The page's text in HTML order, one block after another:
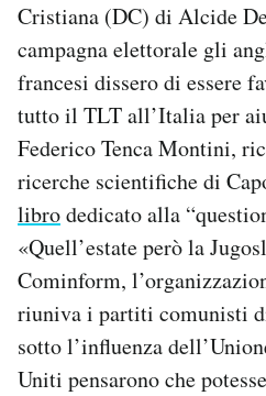
Cristiana (DC) di Alcide
campagna elettorale gli
francesi dissero di essere
tutto il TLT all’Italia per
Federico Tenca Montini,
ricerche scientifiche di
librodedicato alla
«Quell’estate però la
Cominform,
riuniva i partiti comunisti
sotto l’influenza
Uniti pensarono che